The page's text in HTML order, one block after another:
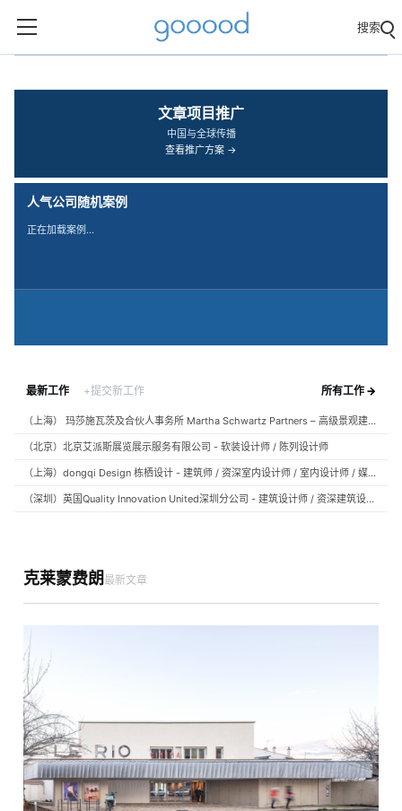
搜索
文章项目推广
中国与全球传播
查看推广方案 →
人气公司随机案例
正在加载案例…
最新工作 +提交新工作 所有工作 →
（上海） 玛莎施瓦茨及合伙人事务所 Martha Schwartz Partners – 高级景观建筑师 Senior Landscape Designer / 景观建筑师 Landscape Designer
（北京）北京艾派斯展览展示服务有限公司 - 软装设计师 / 陈列设计师
（上海）dongqi Design 栋栖设计 - 建筑师 / 资深室内设计师 / 室内设计师 / 媒体及公共关系主管 / 设计实习生（常年招聘）
（深圳）英国Quality Innovation United深圳分公司 - 建筑设计师 / 资深建筑设计师 / 室内设计师 / 设计实习生
克莱蒙费朗 最新文章